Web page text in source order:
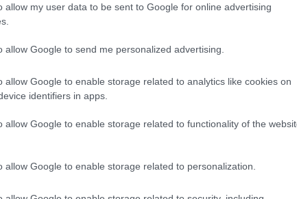
allow my user data to be sent to Google for online advertising
allow Google to send me personalized advertising.
allow Google to enable storage related to analytics like cookies on
identifiers in apps.
allow Google to enable storage related to functionality of the
allow Google to enable storage related to personalization.